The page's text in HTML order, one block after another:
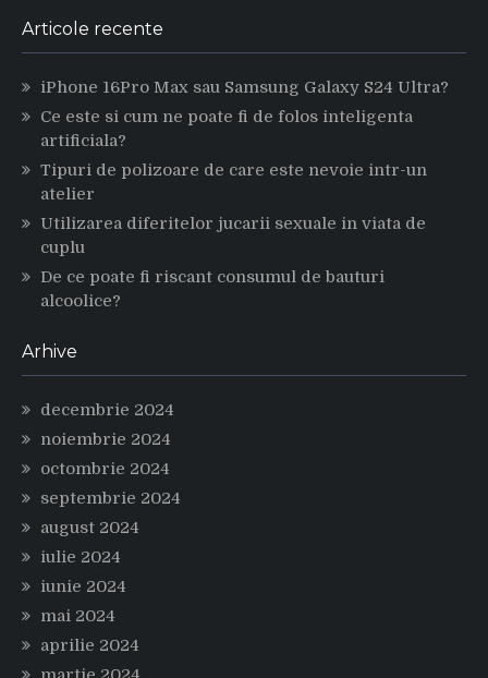
Articole recente
iPhone 16Pro Max sau Samsung Galaxy S24 Ultra?
Ce este si cum ne poate fi de folos inteligenta
artificiala?
Tipuri de polizoare de care este nevoie intr-un
atelier
Utilizarea diferitelor jucarii sexuale in viata de
cuplu
De ce poate fi riscant consumul de bauturi
alcoolice?
Arhive
decembrie 2024
noiembrie 2024
octombrie 2024
septembrie 2024
august 2024
iulie 2024
iunie 2024
mai 2024
aprilie 2024